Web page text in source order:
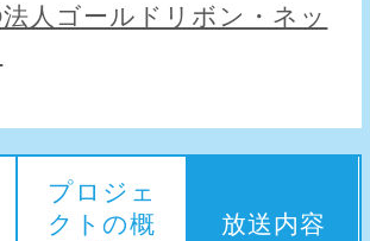
人ゴールドリボン・ネッ
プロジェ
クトの概
放送内容